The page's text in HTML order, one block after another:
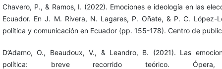
Chavero, P., & Ramos, I. (2022). Emociones e ideología en las
Ecuador. En J. M. Rivera, N. Lagares, P. Oñate, & P. C. López-
política y comunicación en Ecuador (pp. 155-178). Centro de
D’Adamo, O., Beaudoux, V., & Leandro, B. (2021). Las
política: breve recorrido teórico.